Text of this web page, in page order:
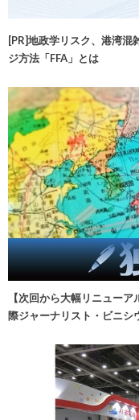
[PR]地政学リスク、港湾
ジ方法「FFA」とは
【次回から大幅リニュー
際ジャーナリスト・ビニシ